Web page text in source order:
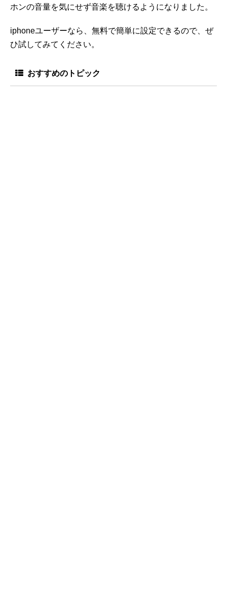
ホンの音量を気にせず音楽を聴けるようになりました。
iphoneユーザーなら、無料で簡単に設定できるので、ぜ
ひ試してみてください。
おすすめのトピック